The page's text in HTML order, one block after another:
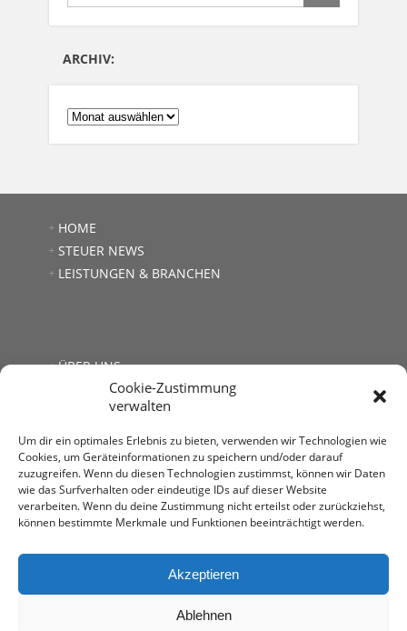
Cookie-Zustimmung
verwalten
Um dir ein optimales Erlebnis zu bieten, verwenden wir Technologien wie
Cookies, um Geräteinformationen zu speichern und/oder darauf
zuzugreifen. Wenn du diesen Technologien zustimmst, können wir Daten
wie das Surfverhalten oder eindeutige IDs auf dieser Website
verarbeiten. Wenn du deine Zustimmung nicht erteilst oder zurückziehst,
können bestimmte Merkmale und Funktionen beeinträchtigt werden.
Akzeptieren
Ablehnen
ARCHIV:
ARCHIV:
HOME
STEUER NEWS
LEISTUNGEN & BRANCHEN
ÜBER UNS
KONTAKT
Steuerberatung Mag. Andrea Kromer
E:office@stb-kromer.at